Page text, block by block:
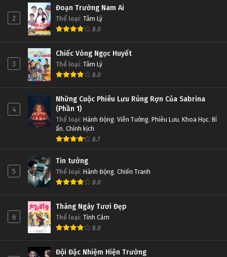
2
Đoạn Trường Nam Ai
Thể loại: Tâm Lý
8.0
3
Chiếc Vòng Ngọc Huyết
Thể loại: Tâm Lý
8.0
4
Những Cuộc Phiêu Lưu Rùng Rợn Của Sabrina
(Phần 1)
Thể loại: Hành Động, Viễn Tưởng, Phiêu Lưu, Khoa Học, Bí
ẩn, Chính kịch
8.7
5
Tin tưởng
Thể loại: Hành Động, Chiến Tranh
8.0
6
Tháng Ngày Tươi Đẹp
Thể loại: Tình Cảm
8.0
Đội Đặc Nhiệm Hiện Trường